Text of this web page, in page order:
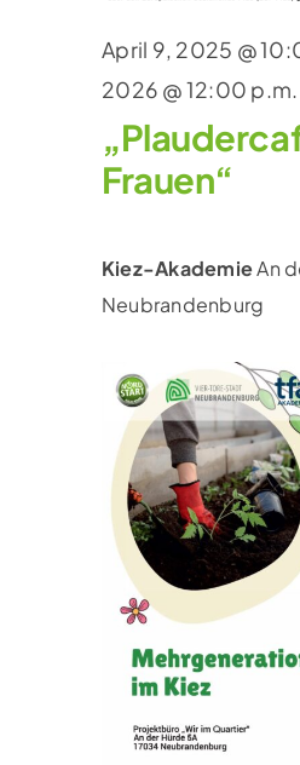
Frauen“
April 9, 2025 @
2026 @ 12:00 p.m.
Kiez-AkademieAn
Neubrandenburg